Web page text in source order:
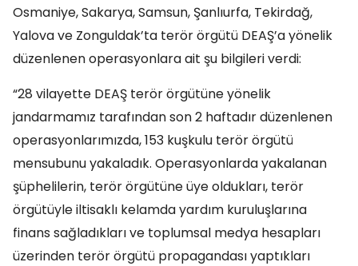
Osmaniye, Sakarya, Samsun, Şanlıurfa, Tekirdağ,
Yalova ve Zonguldak’ta terör örgütü DEAŞ’a yönelik
düzenlenen operasyonlara ait şu bilgileri verdi:
“28 vilayette DEAŞ terör örgütüne yönelik
jandarmamız tarafından son 2 haftadır düzenlenen
operasyonlarımızda, 153 kuşkulu terör örgütü
mensubunu yakaladık. Operasyonlarda yakalanan
şüphelilerin, terör örgütüne üye oldukları, terör
örgütüyle iltisaklı kelamda yardım kuruluşlarına
finans sağladıkları ve toplumsal medya hesapları
üzerinden terör örgütü propagandası yaptıkları